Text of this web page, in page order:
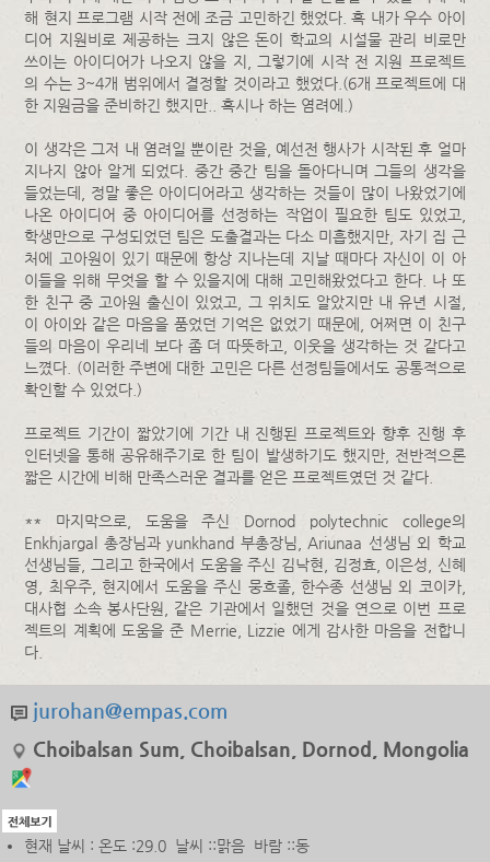
해 현지 프로그램 시작 전에 조금 고민하긴 했었다. 혹 내가 우수 아이
디어 지원비로 제공하는 크지 않은 돈이 학교의 시설물 관리 비로만
쓰이는 아이디어가 나오지 않을 지, 그렇기에 시작 전 지원 프로젝트
의 수는 3~4개 범위에서 결정할 것이라고 했었다.(6개 프로젝트에 대
한 지원금을 준비하긴 했지만.. 혹시나 하는 염려에.)
이 생각은 그저 내 염려일 뿐이란 것을, 예선전 행사가 시작된 후 얼마
지나지 않아 알게 되었다. 중간 중간 팀을 돌아다니며 그들의 생각을
들었는데, 정말 좋은 아이디어라고 생각하는 것들이 많이 나왔었기에
나온 아이디어 중 아이디어를 선정하는 작업이 필요한 팀도 있었고,
학생만으로 구성되었던 팀은 도출결과는 다소 미흡했지만, 자기 집 근
처에 고아원이 있기 때문에 항상 지나는데 지날 때마다 자신이 이 아
이들을 위해 무엇을 할 수 있을지에 대해 고민해왔었다고 한다. 나 또
한 친구 중 고아원 출신이 있었고, 그 위치도 알았지만 내 유년 시절,
이 아이와 같은 마음을 품었던 기억은 없었기 때문에, 어쩌면 이 친구
들의 마음이 우리네 보다 좀 더 따뜻하고, 이웃을 생각하는 것 같다고
느꼈다. (이러한 주변에 대한 고민은 다른 선정팀들에서도 공통적으로
확인할 수 있었다.)
프로젝트 기간이 짧았기에 기간 내 진행된 프로젝트와 향후 진행 후
인터넷을 통해 공유해주기로 한 팀이 발생하기도 했지만, 전반적으론
짧은 시간에 비해 만족스러운 결과를 얻은 프로젝트였던 것 같다.
** 마지막으로, 도움을 주신 Dornod polytechnic college의
Enkhjargal 총장님과 yunkhand 부총장님, Ariunaa 선생님 외 학교
선생님들, 그리고 한국에서 도움을 주신 김낙현, 김정효, 이은성, 신혜
영, 최우주, 현지에서 도움을 주신 뭉흐졸, 한수종 선생님 외 코이카,
대사협 소속 봉사단원, 같은 기관에서 일했던 것을 연으로 이번 프로
젝트의 계획에 도움을 준 Merrie, Lizzie 에게 감사한 마음을 전합니
다.
jurohan@empas.com
Choibalsan Sum, Choibalsan, Dornod, Mongolia
현재 날씨 : 온도 :29.0 날씨 ::맑음 바람 ::동